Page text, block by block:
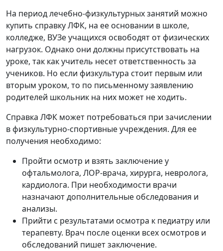
На период лечебно-физкультурных занятий можно
купить справку ЛФК, на ее основании в школе,
колледже, ВУЗе учащихся освободят от физических
нагрузок. Однако они должны присутствовать на
уроке, так как учитель несет ответственность за
учеников. Но если физкультура стоит первым или
вторым уроком, то по письменному заявлению
родителей школьник на них может не ходить.
Справка ЛФК может потребоваться при зачислении
в физкультурно-спортивные учреждения. Для ее
получения необходимо:
Пройти осмотр и взять заключение у
офтальмолога, ЛОР-врача, хирурга, невролога,
кардиолога. При необходимости врачи
назначают дополнительные обследования и
анализы.
Прийти с результатами осмотра к педиатру или
терапевту. Врач после оценки всех осмотров и
обследований пишет заключение.